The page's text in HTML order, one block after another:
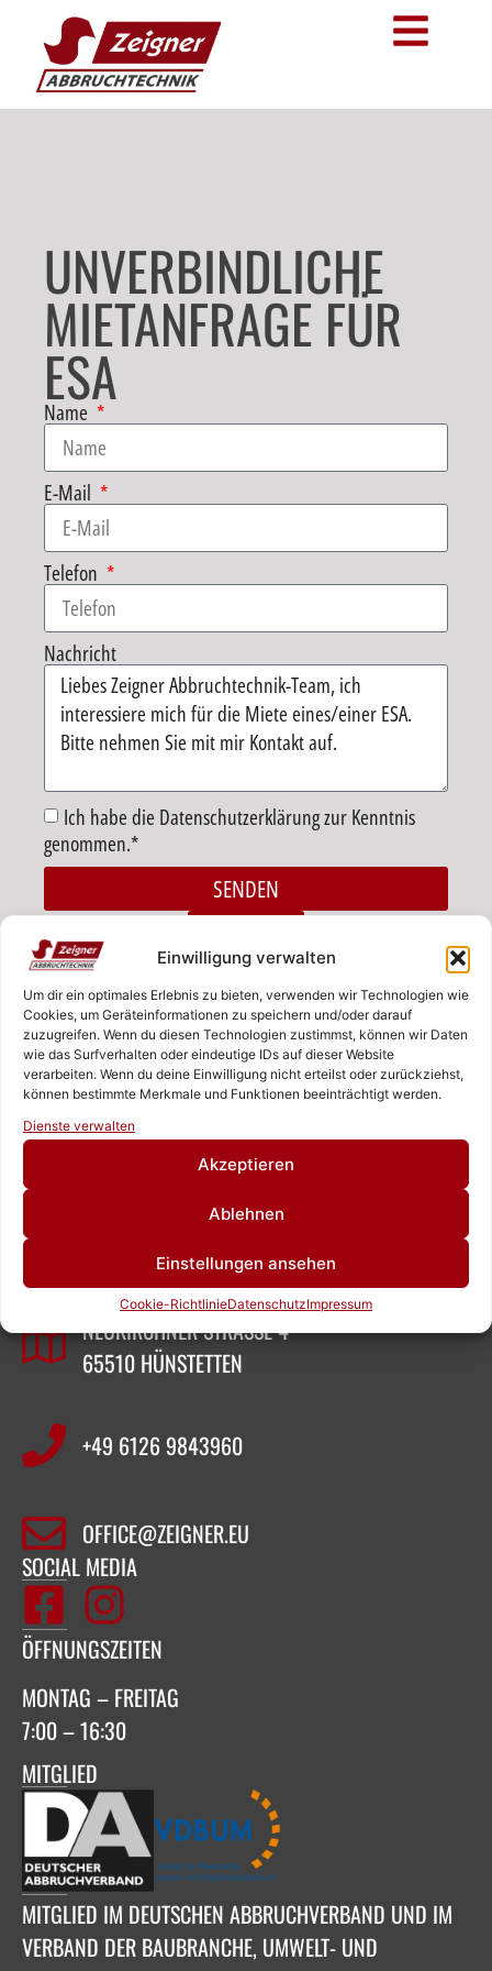
Einwilligung verwalten
Um dir ein optimales Erlebnis zu bieten, verwenden wir Technologien wie
Cookies, um Geräteinformationen zu speichern und/oder darauf
zuzugreifen. Wenn du diesen Technologien zustimmst, können wir Daten
wie das Surfverhalten oder eindeutige IDs auf dieser Website
verarbeiten. Wenn du deine Einwilligung nicht erteilst oder zurückziehst,
können bestimmte Merkmale und Funktionen beeinträchtigt werden.
Dienste verwalten
Akzeptieren
Ablehnen
Einstellungen ansehen
Cookie-RichtlinieDatenschutzImpressum
UNVERBINDLICHE
MIETANFRAGE FÜR
ESA
Name
E-Mail
Telefon
Nachricht
Ich habe die Datenschutzerklärung zur Kenntnis
genommen.*
SENDEN
ZEIGNER ABBRUCHTECHNIK
SASCHA ZEIGNER
NEUKIRCHNER STRASSE 4
65510 HÜNSTETTEN
+49 6126 9843960‬
OFFICE@ZEIGNER.EU
SOCIAL MEDIA
ÖFFNUNGSZEITEN
MONTAG – FREITAG
7:00 – 16:30
MITGLIED
MITGLIED IM DEUTSCHEN ABBRUCHVERBAND UND IM
VERBAND DER BAUBRANCHE, UMWELT- UND
Rufen Sie uns an!